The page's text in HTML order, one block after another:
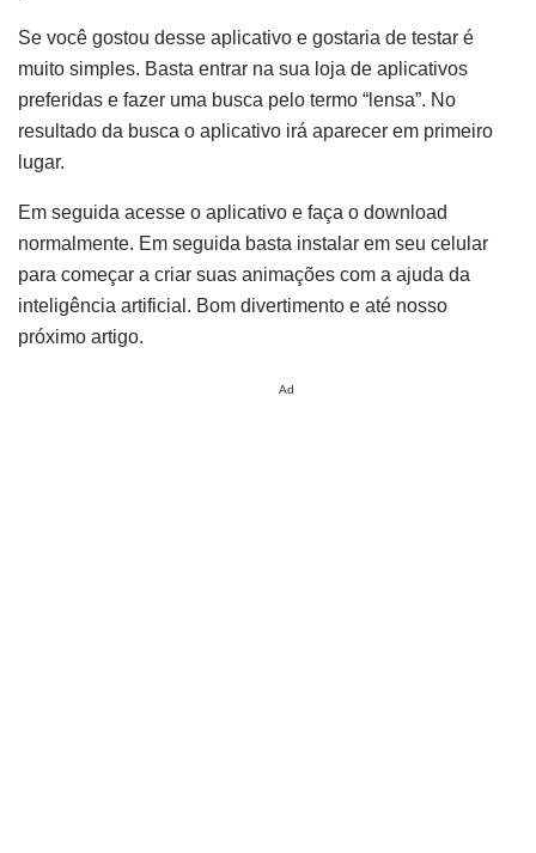
Se você gostou desse aplicativo e gostaria de testar é
muito simples. Basta entrar na sua loja de aplicativos
preferidas e fazer uma busca pelo termo “lensa”. No
resultado da busca o aplicativo irá aparecer em primeiro
lugar.
Em seguida acesse o aplicativo e faça o download
normalmente. Em seguida basta instalar em seu celular
para começar a criar suas animações com a ajuda da
inteligência artificial. Bom divertimento e até nosso
próximo artigo.
Ad